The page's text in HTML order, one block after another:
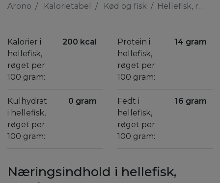
Arono Kalorietabel Kød og fisk Hellefisk, røget
Kalorier i
hellefisk,
røget per
100 gram:
200 kcal
Kulhydrat
i hellefisk,
røget per
100 gram:
0 gram
Protein i
hellefisk,
røget per
100 gram:
14 gram
Fedt i
hellefisk,
røget per
100 gram:
16 gram
Næringsindhold i hellefisk,